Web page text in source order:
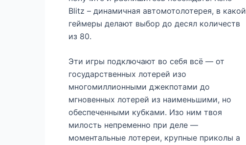
Blitz – динамичная автомотолотерея, в какой
геймеры делают выбор до десял количеств
из 80.
Эти игры подключают во себя всё — от
государственных лотерей изо
многомиллионными джекпотами до
мгновенных лотерей из наименьшими, но
обеспеченными кубками. Изо ним твоя
милость непременно при деле —
моментальные лотереи, крупные приколы а